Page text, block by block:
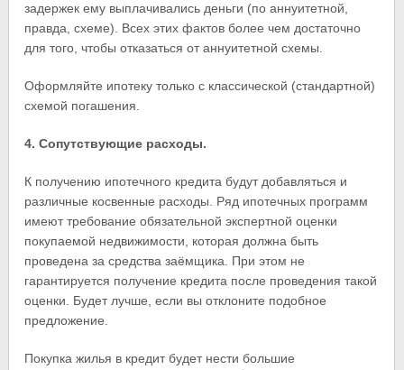
задержек ему выплачивались деньги (по аннуитетной,
правда, схеме). Всех этих фактов более чем достаточно
для того, чтобы отказаться от аннуитетной схемы.
Оформляйте ипотеку только с классической (стандартной)
схемой погашения.
4. Сопутствующие расходы.
К получению ипотечного кредита будут добавляться и
различные косвенные расходы. Ряд ипотечных программ
имеют требование обязательной экспертной оценки
покупаемой недвижимости, которая должна быть
проведена за средства заёмщика. При этом не
гарантируется получение кредита после проведения такой
оценки. Будет лучше, если вы отклоните подобное
предложение.
Покупка жилья в кредит будет нести большие